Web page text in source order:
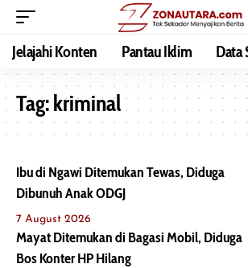
Jelajahi Konten Pantau Iklim Data
Tag:kriminal
Ibu di Ngawi Ditemukan Tewas, Diduga
Dibunuh Anak ODGJ
7 August 2026
Mayat Ditemukan di Bagasi Mobil, Diduga
Bos Konter HP Hilang